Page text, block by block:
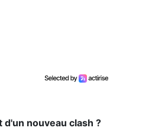
nouveau clash ?